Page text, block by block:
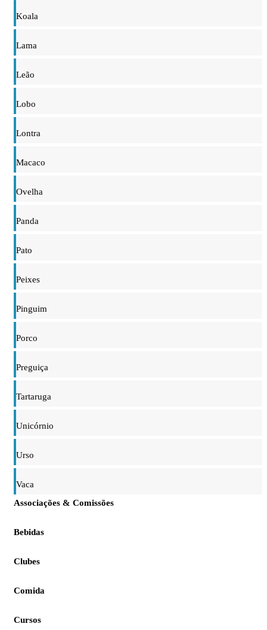
Koala
Lama
Leão
Lobo
Lontra
Macaco
Ovelha
Panda
Pato
Peixes
Pinguim
Porco
Preguiça
Tartaruga
Unicórnio
Urso
Vaca
Associações & Comissões
Bebidas
Clubes
Comida
Cursos